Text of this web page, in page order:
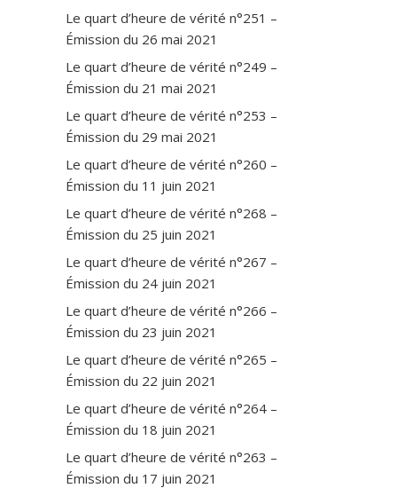
Le quart d’heure de vérité n°251 –
Émission du 26 mai 2021
Le quart d’heure de vérité n°249 –
Émission du 21 mai 2021
Le quart d’heure de vérité n°253 –
Émission du 29 mai 2021
Le quart d’heure de vérité n°260 –
Émission du 11 juin 2021
Le quart d’heure de vérité n°268 –
Émission du 25 juin 2021
Le quart d’heure de vérité n°267 –
Émission du 24 juin 2021
Le quart d’heure de vérité n°266 –
Émission du 23 juin 2021
Le quart d’heure de vérité n°265 –
Émission du 22 juin 2021
Le quart d’heure de vérité n°264 –
Émission du 18 juin 2021
Le quart d’heure de vérité n°263 –
Émission du 17 juin 2021